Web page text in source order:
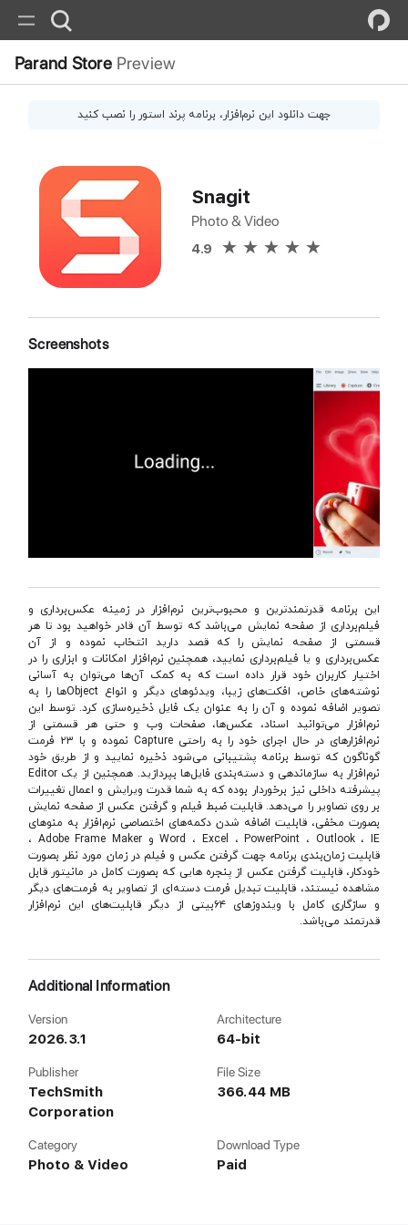
Parand Store Preview
جهت دانلود این نرم‌افزار، برنامه پرند استور را نصب کنید
Snagit
Photo & Video
4.9
Screenshots
این برنامه قدرتمندترین و محبوب‌‌ترین نرم‌افزار در زمینه عكس‌برداری و
فیلم‌برداری از صفحه نمایش می‌باشد كه توسط آن قادر خواهید بود تا هر
قسمتی از صفحه نمایش را كه قصد دارید انتخاب نموده و از آن
عكس‌برداری و یا فیلم‌برداری نمایید، همچنین نرم‌افزار امكانات و ابزاری را در
اختیار كاربران خود قرار داده است كه به كمک آن‌ها می‌توان به آسانی
نوشته‌های خاص، افكت‌‌های زیبا، ویدئوهای دیگر و انواع Object‌ها را به
تصویر اضافه نموده و آن را به عنوان یک فایل ذخیره‌سازی كرد. توسط این
نرم‌‌افزار می‌توانید اسناد، عكس‌ها، صفحات وب و حتی هر قسمتی از
نرم‌افزار‌های در حال اجرای خود را به راحتی Capture نموده و با ۲۳ فرمت
گوناگون كه توسط برنامه پشتیبانی می‌شود ذخیره نمایید و از طریق خود
نرم‌افزار به سازماندهی و دسته‌بندی فایل‌ها بپردازید. همچنین از یک Editor
پیشرفته داخلی نیز برخوردار بوده كه به شما قدرت ویرایش و اعمال تغییرات
بر روی تصاویر را می‌‌دهد. قابلیت ضبط فیلم و گرفتن عكس از صفحه نمایش
بصورت مخفی، قابلیت اضافه شدن دكمه‌های اختصاصی نرم‌افزار به منوهای
Word ، Excel ، PowerPoint ، Outlook ، IE و Adobe Frame Maker ،
قابلیت زمان‌بندی برنامه جهت گرفتن عكس و فیلم در زمان مورد نظر بصورت
خودكار، قابلیت گرفتن عكس از پنجره هایی كه بصورت كامل در مانیتور قابل
مشاهده نیستند، قابلیت تبدیل فرمت دسته‌ای از تصاویر به فرمت‌‌های دیگر
و سازگاری كامل با ویندوزهای ۶۴‌بیتی از دیگر قابلیت‌های این نرم‌افزار
قدرتمند می‌باشد.
Additional Information
Version
2026.3.1
Architecture
64-bit
Publisher
TechSmith
Corporation
File Size
366.44 MB
Category
Photo & Video
Download Type
Paid